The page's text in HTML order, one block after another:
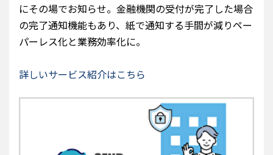
にその場でお知らせ。金融機関の受付が完了した場合
の完了通知機能もあり、紙で通知する手間が減りペー
パーレス化と業務効率化に。
詳しいサービス紹介はこちら